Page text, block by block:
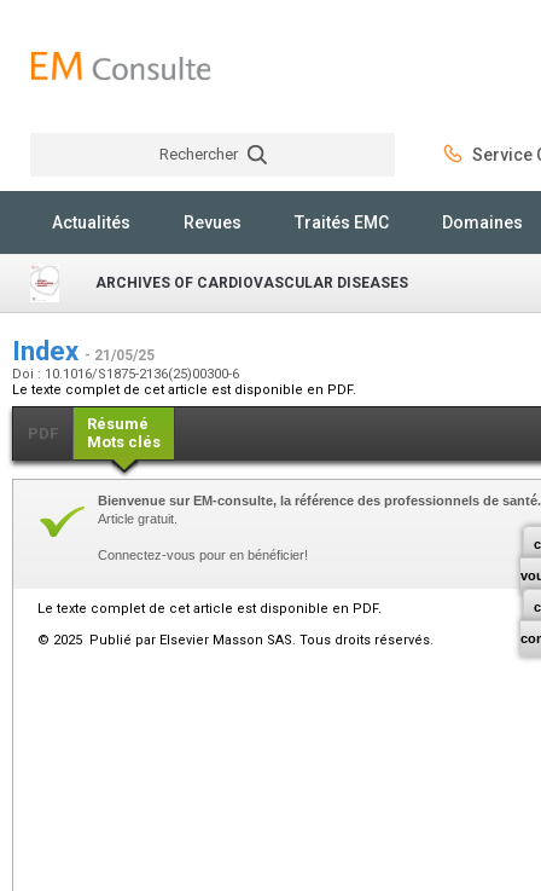
Rechercher Service
Actualités Revues Traités EMC Domaines
ARCHIVES OF CARDIOVASCULAR DISEASES
Index - 21/05/25
Doi : 10.1016/S1875-2136(25)00300-6
Le texte complet de cet article est disponible en PDF.
PDF
Résumé
Mots clés
Bienvenue sur EM-consulte, la référence des professionnels de santé.
Article gratuit.
Connectez-vous pour en bénéficier!
Le texte complet de cet article est disponible en PDF.
© 2025 Publié par Elsevier Masson SAS. Tous droits réservés.